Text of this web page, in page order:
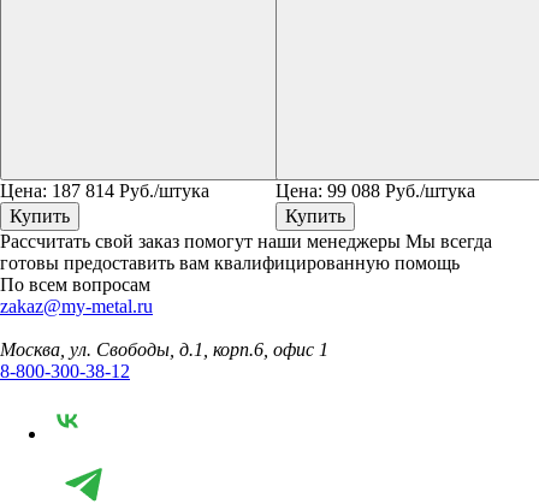
Цена: 187 814 Руб./штука
Купить
Цена: 99 088 Руб./штука
Купить
Рассчитать свой заказ помогут наши менеджеры Мы всегда
готовы предоставить вам квалифицированную помощь
По всем вопросам
zakaz@my-metal.ru
Москва, ул. Свободы, д.1, корп.6, офис 1
8-800-300-38-12